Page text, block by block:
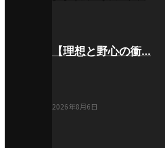
【理想と野心の衝…
2026年8月6日